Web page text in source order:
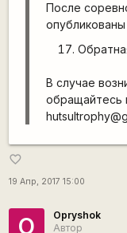
После
В случае
обращайтесь
favorite_border
19 Апр, 2017 15:00
O
Opryshok
Автор